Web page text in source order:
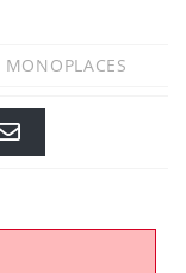
MONOPLACES